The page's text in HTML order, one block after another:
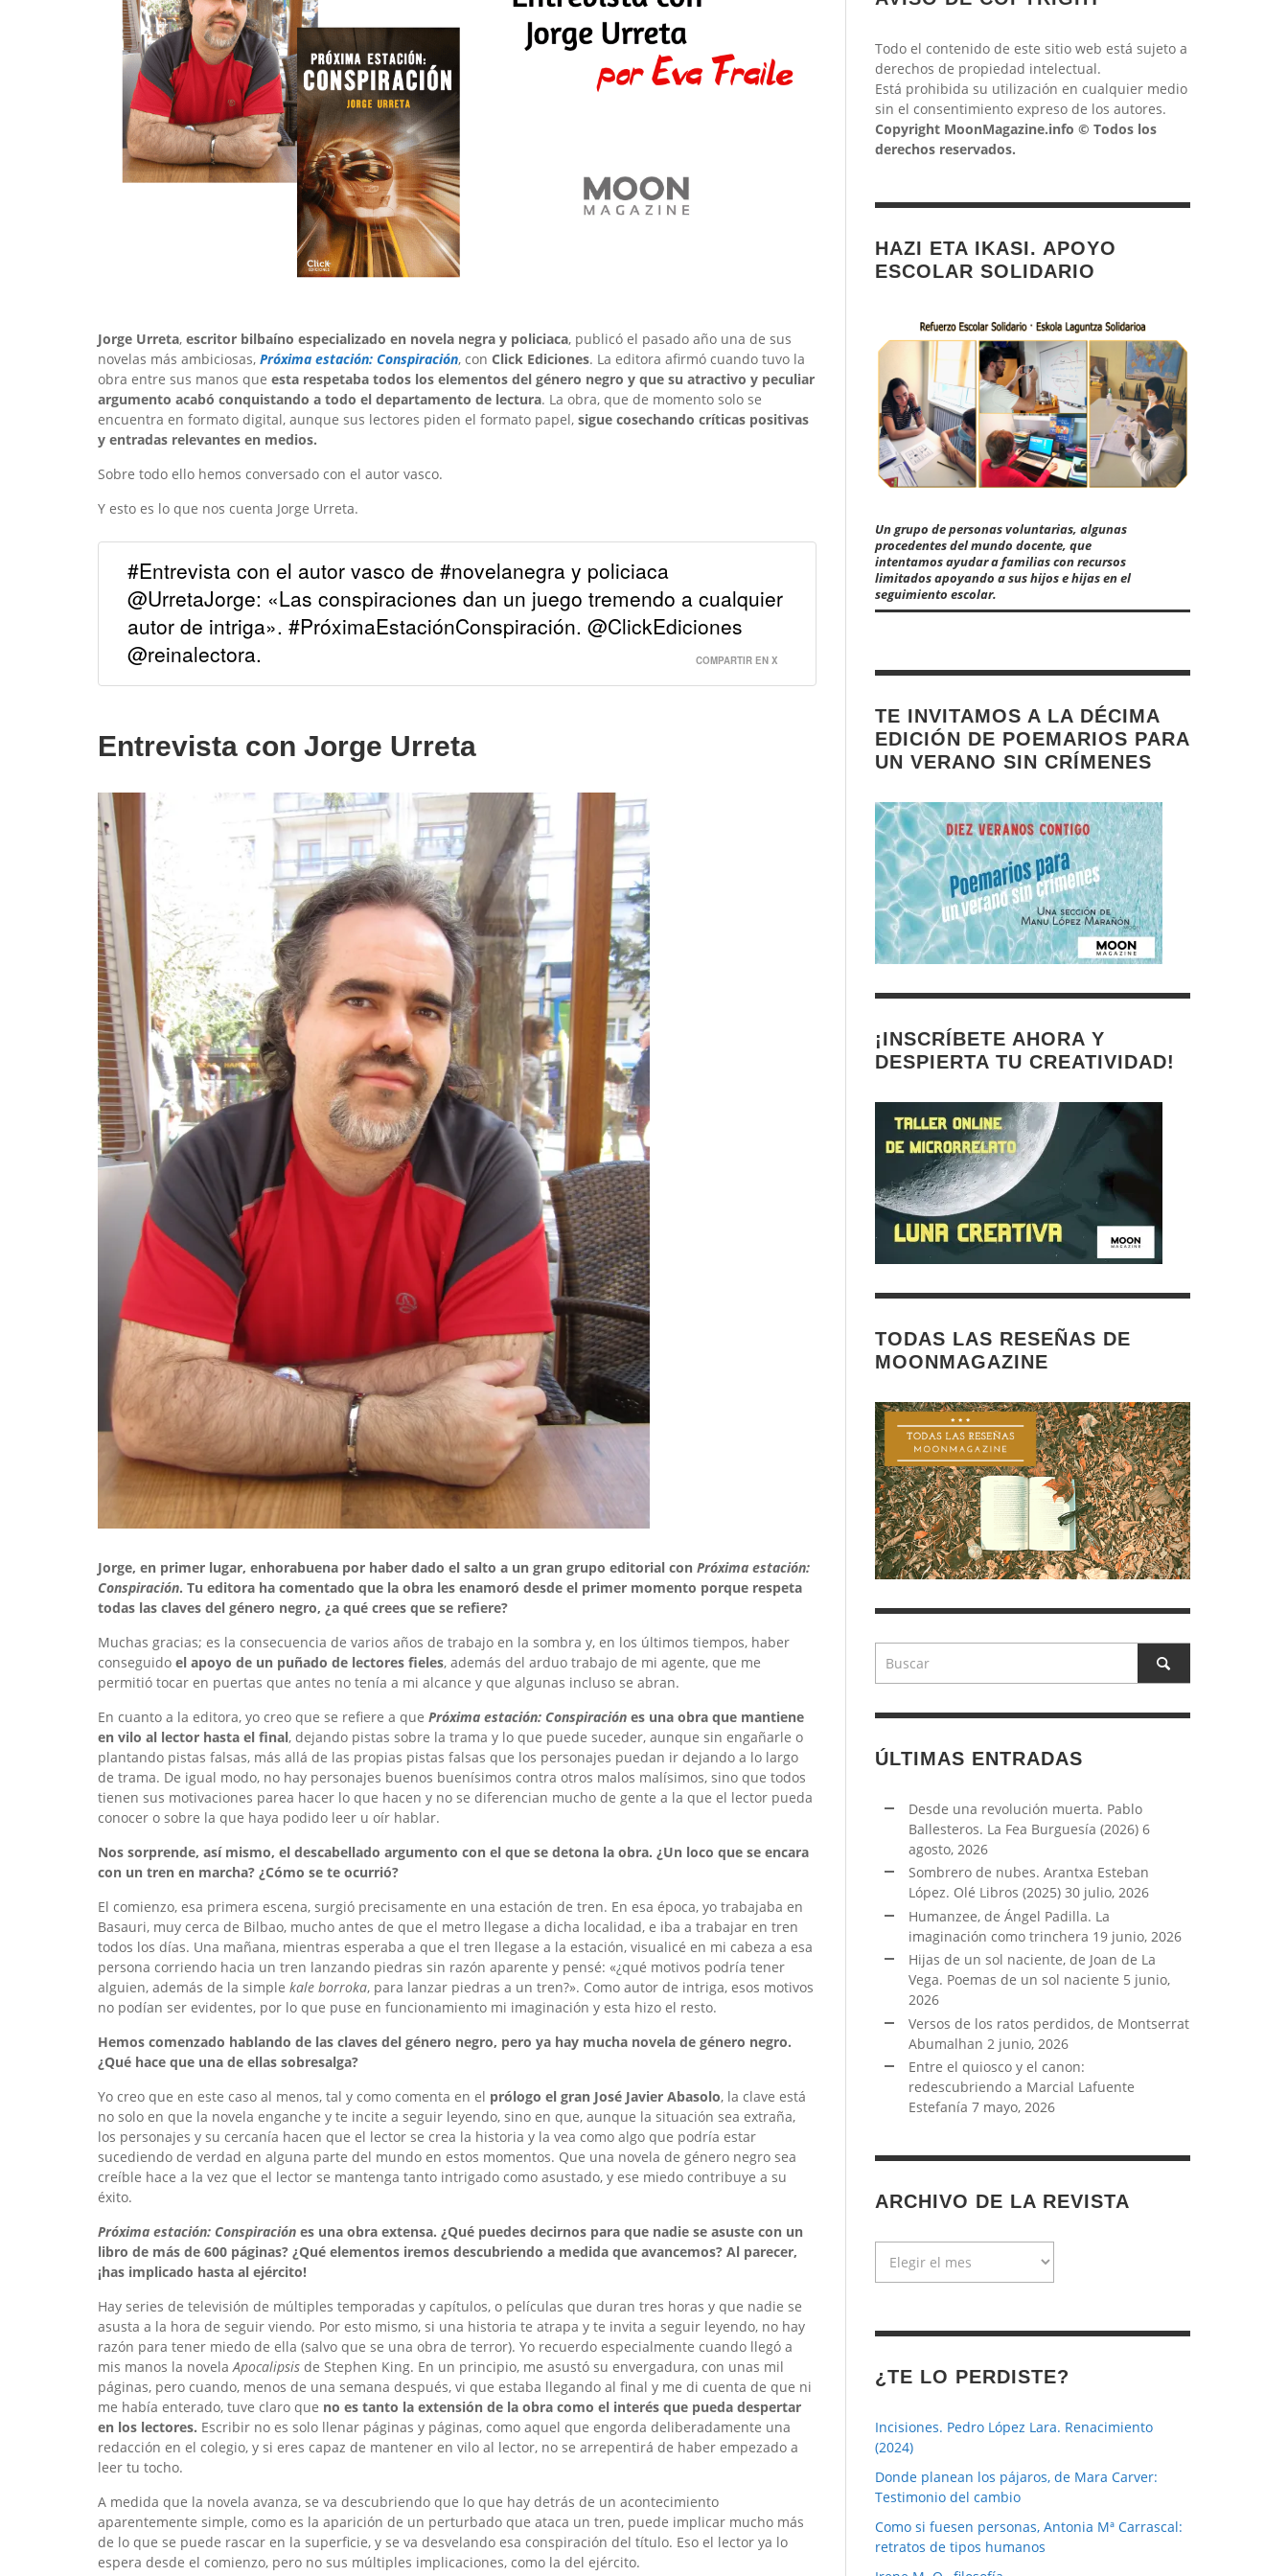
Jorge Urreta, escritor bilbaíno especializado en novela negra y policiaca, publicó el pasado año una de sus
novelas más ambiciosas, Próxima estación: Conspiración, con Click Ediciones. La editora afirmó cuando tuvo la
obra entre sus manos que esta respetaba todos los elementos del género negro y que su atractivo y peculiar
argumento acabó conquistando a todo el departamento de lectura. La obra, que de momento solo se
encuentra en formato digital, aunque sus lectores piden el formato papel, sigue cosechando críticas positivas
y entradas relevantes en medios.
Sobre todo ello hemos conversado con el autor vasco.
Y esto es lo que nos cuenta Jorge Urreta.
#Entrevista con el autor vasco de #novelanegra y policiaca
@UrretaJorge: «Las conspiraciones dan un juego tremendo a cualquier
autor de intriga». #PróximaEstaciónConspiración. @ClickEdiciones
@reinalectora.
COMPARTIR EN X
Entrevista con Jorge Urreta
Jorge, en primer lugar, enhorabuena por haber dado el salto a un gran grupo editorial con Próxima estación:
Conspiración. Tu editora ha comentado que la obra les enamoró desde el primer momento porque respeta
todas las claves del género negro, ¿a qué crees que se refiere?
Muchas gracias; es la consecuencia de varios años de trabajo en la sombra y, en los últimos tiempos, haber
conseguido el apoyo de un puñado de lectores fieles, además del arduo trabajo de mi agente, que me
permitió tocar en puertas que antes no tenía a mi alcance y que algunas incluso se abran.
En cuanto a la editora, yo creo que se refiere a que Próxima estación: Conspiración es una obra que mantiene
en vilo al lector hasta el final, dejando pistas sobre la trama y lo que puede suceder, aunque sin engañarle o
plantando pistas falsas, más allá de las propias pistas falsas que los personajes puedan ir dejando a lo largo
de trama. De igual modo, no hay personajes buenos buenísimos contra otros malos malísimos, sino que todos
tienen sus motivaciones parea hacer lo que hacen y no se diferencian mucho de gente a la que el lector pueda
conocer o sobre la que haya podido leer u oír hablar.
Nos sorprende, así mismo, el descabellado argumento con el que se detona la obra. ¿Un loco que se encara
con un tren en marcha? ¿Cómo se te ocurrió?
El comienzo, esa primera escena, surgió precisamente en una estación de tren. En esa época, yo trabajaba en
Basauri, muy cerca de Bilbao, mucho antes de que el metro llegase a dicha localidad, e iba a trabajar en tren
todos los días. Una mañana, mientras esperaba a que el tren llegase a la estación, visualicé en mi cabeza a esa
persona corriendo hacia un tren lanzando piedras sin razón aparente y pensé: «¿qué motivos podría tener
alguien, además de la simple kale borroka, para lanzar piedras a un tren?». Como autor de intriga, esos motivos
no podían ser evidentes, por lo que puse en funcionamiento mi imaginación y esta hizo el resto.
Hemos comenzado hablando de las claves del género negro, pero ya hay mucha novela de género negro.
¿Qué hace que una de ellas sobresalga?
Yo creo que en este caso al menos, tal y como comenta en el prólogo el gran José Javier Abasolo, la clave está
no solo en que la novela enganche y te incite a seguir leyendo, sino en que, aunque la situación sea extraña,
los personajes y su cercanía hacen que el lector se crea la historia y la vea como algo que podría estar
sucediendo de verdad en alguna parte del mundo en estos momentos. Que una novela de género negro sea
creíble hace a la vez que el lector se mantenga tanto intrigado como asustado, y ese miedo contribuye a su
éxito.
Próxima estación: Conspiración es una obra extensa. ¿Qué puedes decirnos para que nadie se asuste con un
libro de más de 600 páginas? ¿Qué elementos iremos descubriendo a medida que avancemos? Al parecer,
¡has implicado hasta al ejército!
Hay series de televisión de múltiples temporadas y capítulos, o películas que duran tres horas y que nadie se
asusta a la hora de seguir viendo. Por esto mismo, si una historia te atrapa y te invita a seguir leyendo, no hay
razón para tener miedo de ella (salvo que se una obra de terror). Yo recuerdo especialmente cuando llegó a
mis manos la novelaApocalipsis de Stephen King. En un principio, me asustó su envergadura, con unas mil
páginas, pero cuando, menos de una semana después, vi que estaba llegando al final y me di cuenta de que ni
me había enterado, tuve claro que no es tanto la extensión de la obra como el interés que pueda despertar
en los lectores. Escribir no es solo llenar páginas y páginas, como aquel que engorda deliberadamente una
redacción en el colegio, y si eres capaz de mantener en vilo al lector, no se arrepentirá de haber empezado a
leer tu tocho.
A medida que la novela avanza, se va descubriendo que lo que hay detrás de un acontecimiento
aparentemente simple, como es la aparición de un perturbado que ataca un tren, puede implicar mucho más
de lo que se puede rascar en la superficie, y se va desvelando esa conspiración del título. Eso el lector ya lo
espera desde el comienzo, pero no sus múltiples implicaciones, como la del ejército.
Todo el contenido de este sitio web está sujeto a
derechos de propiedad intelectual.
Está prohibida su utilización en cualquier medio
sin el consentimiento expreso de los autores.
Copyright MoonMagazine.info © Todos los
derechos reservados.
HAZI ETA IKASI. APOYO
ESCOLAR SOLIDARIO
Un grupo de personas voluntarias, algunas
procedentes del mundo docente, que
intentamos ayudar a familias con recursos
limitados apoyando a sus hijos e hijas en el
seguimiento escolar.
TE INVITAMOS A LA DÉCIMA
EDICIÓN DE POEMARIOS PARA
UN VERANO SIN CRÍMENES
¡INSCRÍBETE AHORA Y
DESPIERTA TU CREATIVIDAD!
TODAS LAS RESEÑAS DE
MOONMAGAZINE
ÚLTIMAS ENTRADAS
Desde una revolución muerta. Pablo
Ballesteros. La Fea Burguesía (2026) 6
agosto, 2026
Sombrero de nubes. Arantxa Esteban
López. Olé Libros (2025) 30 julio, 2026
Humanzee, de Ángel Padilla. La
imaginación como trinchera 19 junio, 2026
Hijas de un sol naciente, de Joan de La
Vega. Poemas de un sol naciente 5 junio,
2026
Versos de los ratos perdidos, de Montserrat
Abumalhan 2 junio, 2026
Entre el quiosco y el canon:
redescubriendo a Marcial Lafuente
Estefanía 7 mayo, 2026
ARCHIVO DE LA REVISTA
¿TE LO PERDISTE?
Incisiones. Pedro López Lara. Renacimiento
(2024)
Donde planean los pájaros, de Mara Carver:
Testimonio del cambio
Como si fuesen personas, Antonia Mª Carrascal:
retratos de tipos humanos